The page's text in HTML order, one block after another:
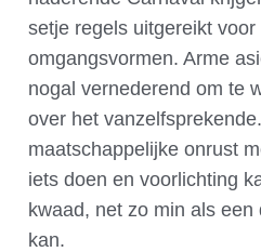
setje regels uitgereikt
omgangsvormen. Arme
nogal vernederend om te
over het
maatschappelijke onrust
iets doen en voorlichting
kwaad, net zo min als een
kan.